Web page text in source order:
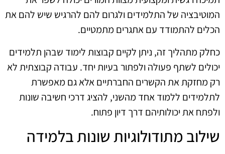
המוטיבציה של התלמידים ולגרום להם להרגיש שיש להם את
הכלים להתמודד עם אתגרים מתמטיים.
כחלק מתהליך זה, ניתן לקיים קבוצות לימוד שבהן תלמידים
יכולים לשתף פעולה ולפתור בעיות יחד. עבודה קבוצתית לא
רק מחזקת את הקשרים החברתיים אלא גם מאפשרת
לתלמידים ללמוד אחד מהשני, להציג דרכי חשיבה שונות
ולפתח את יכולותיהם דרך דיון פתוח.
שילוב מתודולוגיות שונות בלמידה